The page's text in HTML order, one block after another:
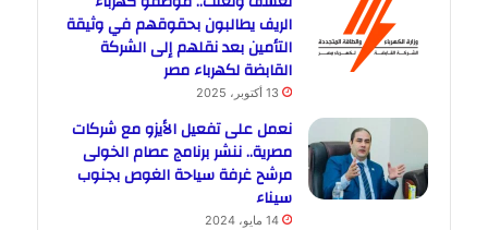
الريف يطالبون بحقوقهم في وثيقة
التأمين بعد نقلهم إلى الشركة
القابضة لكهرباء مصر
13 أكتوبر، 2025
نعمل على تفعيل الأيزو مع شركات
مصرية.. ننشر برنامج عصام الخولى
مرشح غرفة سياحة الغوص بجنوب
سيناء
14 مايو، 2024